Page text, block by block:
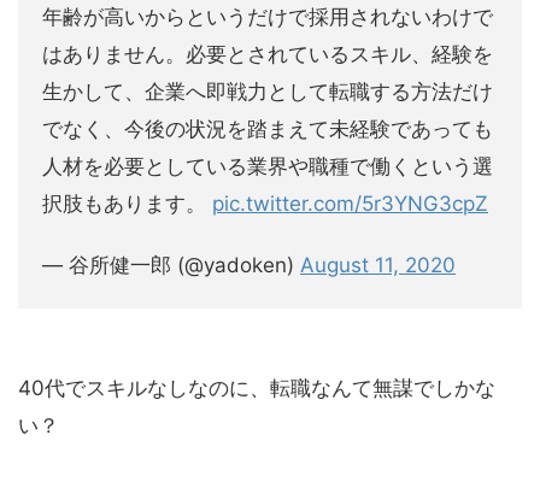
年齢が高いからというだけで採用されないわけで
はありません。必要とされているスキル、経験を
生かして、企業へ即戦力として転職する方法だけ
でなく、今後の状況を踏まえて未経験であっても
人材を必要としている業界や職種で働くという選
択肢もあります。 pic.twitter.com/5r3YNG3cpZ
— 谷所健一郎 (@yadoken) August 11, 2020
40代でスキルなしなのに、転職なんて無謀でしかな
い？